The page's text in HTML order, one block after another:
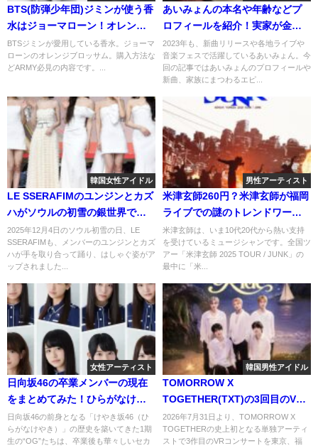
BTS(防弾少年団)ジミンが使う香
水はジョーマローン！オレンジ
ブロッサムの匂いや購入方法
は？
BTSジミンが愛用している香水。ジョーマ
ローンのオレンジブロッサム。購入方法な
どARMY必見の内容です。...
あいみょんの本名や年齢などプ
ロフィールを紹介！実家が金持
ちって本当！？
2023年も、新曲リリースや各地ライブや
音楽フェスで活躍しているあいみょん。今
回の記事ではあいみょんのプロフィールや
新曲、家族にまつわるエピ...
韓国女性アイドル
LE SSERAFIMのユンジンとカズ
ハがソウルの初雪の銀世界での
ショート動画を公開！ファンの
反応は？
2025年12月4日のソウル初雪の日、LE
SSERAFIMも、メンバーのユンジンとカズ
ハが手を取り合って踊り、はしゃぐ姿がア
ップされました...
男性アーティスト
米津玄師260円？米津玄師が福岡
ライブでの謎のトレンドワード
を調べてみた
米津玄師は、いま10代20代から熱い支持
を受けているミュージシャンです。全国ツ
アー「米津玄師 2025 TOUR / JUNK」の
最中に「米...
女性アーティスト
日向坂46の卒業メンバーの現在
をまとめてみた！ひらがなけや
き時代の1期生は今何をしてる？
日向坂46の前身となる「けやき坂46（ひ
らがなけやき）」の歴史を築いてきた1期
生の“OG”たちは、卒業後も華々しいセカ
韓国男性アイドル
TOMORROW X
TOGETHER(TXT)の3回目のVR
コンサート開催決定！詳細を調
べてみた！
2026年7月31日より、TOMORROW X
TOGETHERの史上初となる単独アーティ
ストで3作目のVRコンサートを東京、福